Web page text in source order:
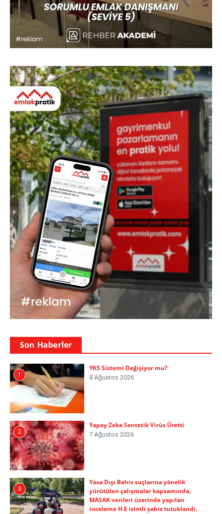
Son Haberler
1
YKS Sistemi Değişiyor mu?
8 Ağustos 2026
2
Yapay Zeka Sentetik Virüs Üretti
7 Ağustos 2026
3
Yasa Dışı Bahis suçlarına yönelik
yürütülen çalışmalar kapsamında,
MASAK verileri üzerinde yapılan
inceleme H.E isimli şahıs tutuklandı.